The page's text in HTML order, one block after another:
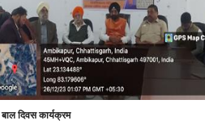
बाल दिवस कार्यक्रम